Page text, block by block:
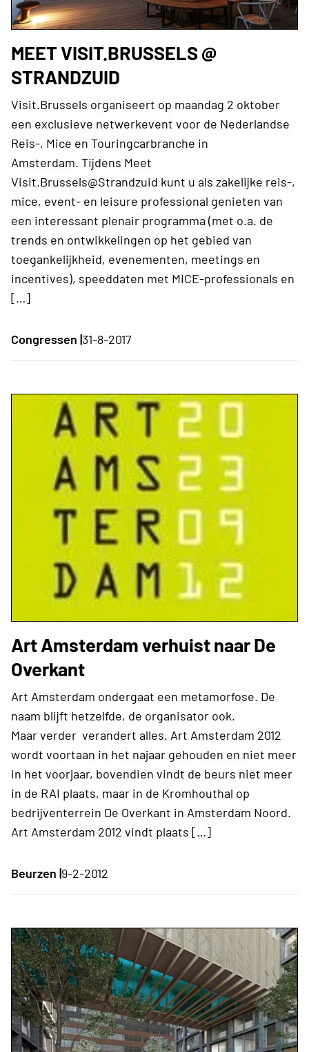
MEET VISIT.BRUSSELS @
STRANDZUID
Visit.Brussels organiseert op maandag 2 oktober
een exclusieve netwerkevent voor de Nederlandse
Reis-, Mice en Touringcarbranche in
Amsterdam. Tijdens Meet
Visit.Brussels@Strandzuid kunt u als zakelijke reis-,
mice, event- en leisure professional genieten van
een interessant plenair programma (met o.a. de
trends en ontwikkelingen op het gebied van
toegankelijkheid, evenementen, meetings en
incentives), speeddaten met MICE-professionals en
[…]
Congressen |31-8-2017
Art Amsterdam verhuist naar De
Overkant
Art Amsterdam ondergaat een metamorfose. De
naam blijft hetzelfde, de organisator ook.
Maar verder verandert alles. Art Amsterdam 2012
wordt voortaan in het najaar gehouden en niet meer
in het voorjaar, bovendien vindt de beurs niet meer
in de RAI plaats, maar in de Kromhouthal op
bedrijventerrein De Overkant in Amsterdam Noord.
Art Amsterdam 2012 vindt plaats […]
Beurzen |9-2-2012